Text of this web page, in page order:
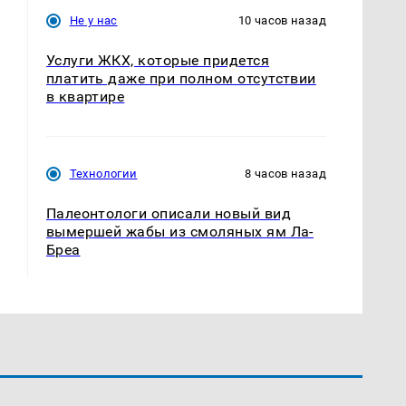
Не у нас 10 часов назад
Услуги ЖКХ, которые придется
платить даже при полном отсутствии
в квартире
Технологии 8 часов назад
Палеонтологи описали новый вид
вымершей жабы из смоляных ям Ла-
Бреа